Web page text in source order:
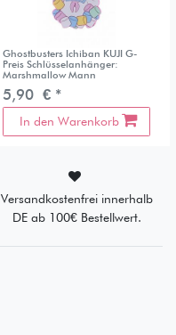
Ghostbusters Ichiban KUJI G-
Preis Schlüsselanhänger:
Marshmallow Mann
5,90 € *
In den Warenkorb
Versandkostenfrei innerhalb
DE ab 100€ Bestellwert.